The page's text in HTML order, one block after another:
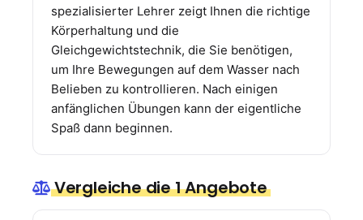
spezialisierter Lehrer zeigt Ihnen die richtige
Körperhaltung und die
Gleichgewichtstechnik, die Sie benötigen,
um Ihre Bewegungen auf dem Wasser nach
Belieben zu kontrollieren. Nach einigen
anfänglichen Übungen kann der eigentliche
Spaß dann beginnen.
Vergleiche die 1 Angebote